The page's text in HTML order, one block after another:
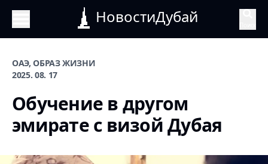
НовостиДубай
ОАЭ, ОБРАЗ ЖИЗНИ
2025. 08. 17
Обучение в другом
эмирате с визой Дубая